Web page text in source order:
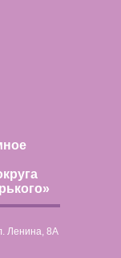
Ленина, 8А